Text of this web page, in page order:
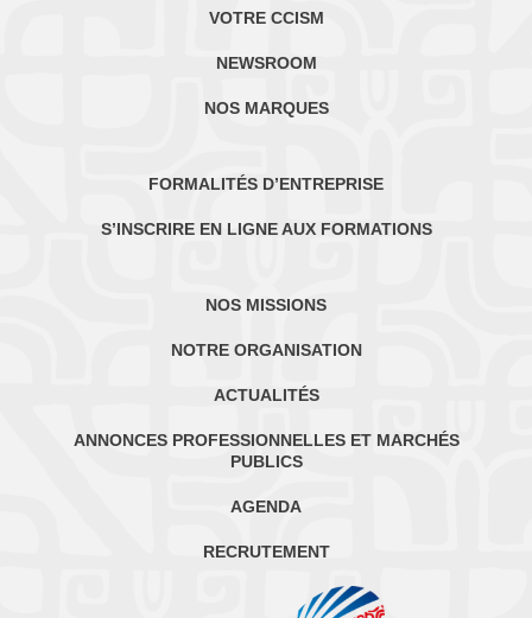
VOTRE CCISM
NEWSROOM
NOS MARQUES
FORMALITÉS D’ENTREPRISE
S’INSCRIRE EN LIGNE AUX FORMATIONS
NOS MISSIONS
NOTRE ORGANISATION
ACTUALITÉS
ANNONCES PROFESSIONNELLES ET MARCHÉS
PUBLICS
AGENDA
RECRUTEMENT